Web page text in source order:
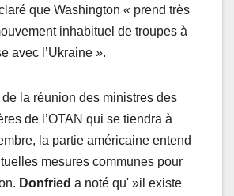
que Washington « prend très
inhabituel de troupes à
avec l’Ukraine ».
la réunion des ministres des
de l’OTAN qui se tiendra à
la partie américaine entend
mesures communes pour
Donfried a noté qu' »il existe